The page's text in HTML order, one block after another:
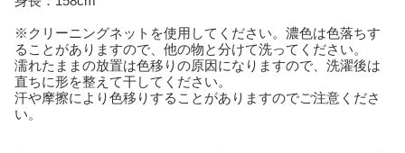
※クリーニングネットを使用してください。濃色は色落ちす
ることがありますので、他の物と分けて洗ってください。
濡れたままの放置は色移りの原因になりますので、洗濯後は
直ちに形を整えて干してください。
汗や摩擦により色移りすることがありますのでご注意くださ
い。